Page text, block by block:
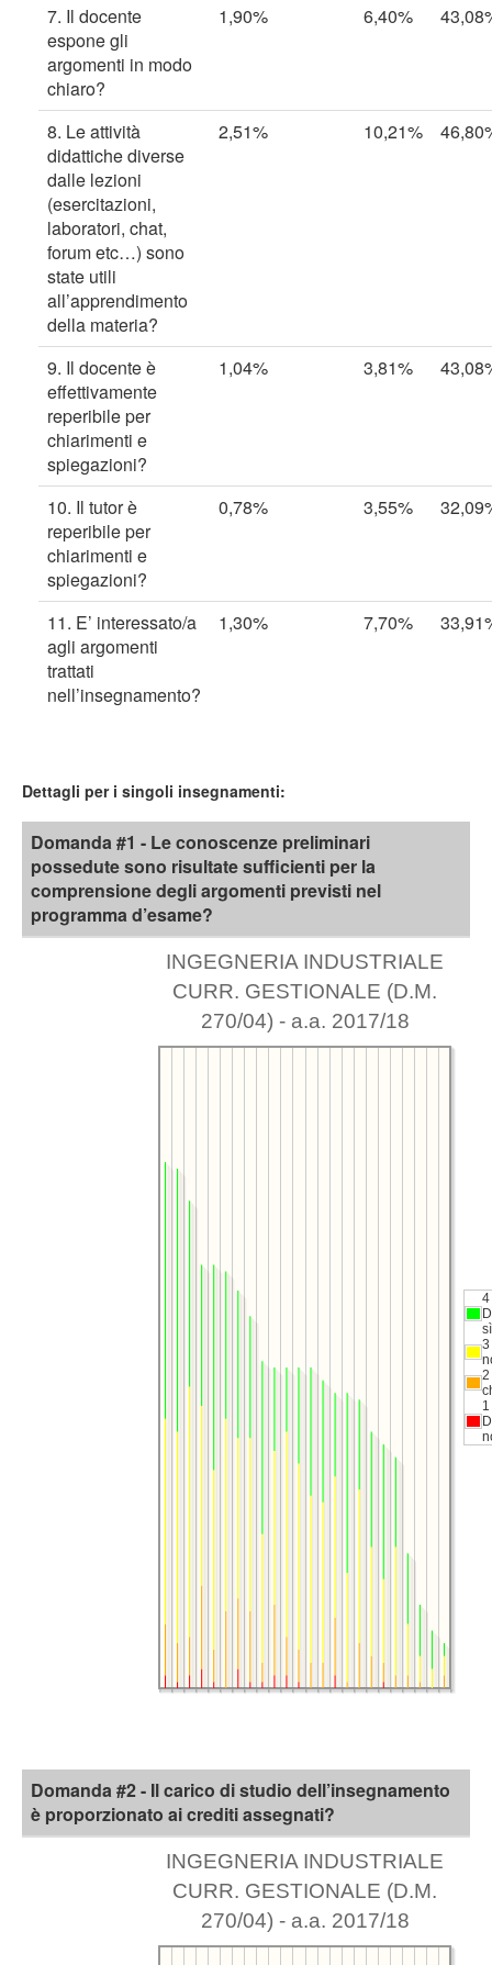
7. Il docente
espone gli
argomenti in modo
chiaro?
1,90% 6,40%
8. Le attività
didattiche diverse
dalle lezioni
(esercitazioni,
laboratori, chat,
forum etc…) sono
state utili
all’apprendimento
della materia?
2,51% 10,21%
9. Il docente è
effettivamente
reperibile per
chiarimenti e
spiegazioni?
1,04% 3,81%
10. Il tutor è
reperibile per
chiarimenti e
spiegazioni?
0,78% 3,55%
11. E’ interessato/a
agli argomenti
trattati
nell’insegnamento?
1,30% 7,70%
Dettagli per i singoli insegnamenti:
Domanda #1 - Le conoscenze preliminari
possedute sono risultate sufficienti per la
comprensione degli argomenti previsti nel
programma d’esame?
INGEGNERIA INDUSTRIALE
CURR. GESTIONALE (D.M.
270/04) - a.a. 2017/18
4
sì
3
2
Domanda #2 - Il carico di studio dell’insegnamento
è proporzionato ai crediti assegnati?
INGEGNERIA INDUSTRIALE
CURR. GESTIONALE (D.M.
270/04) - a.a. 2017/18